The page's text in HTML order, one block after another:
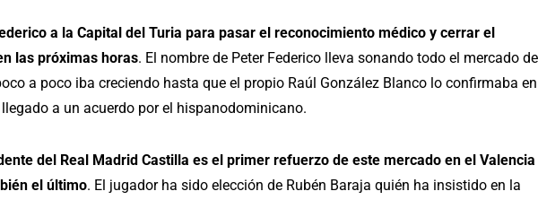
a la Capital del Turia para pasar el reconocimiento médico y cerrar el
las próximas horas. El nombre de Peter Federico lleva sonando todo el mercado de
a poco iba creciendo hasta que el propio Raúl González Blanco lo confirmaba en
a un acuerdo por el hispanodominicano.
del Real Madrid Castilla es el primer refuerzo de este mercado en el Valencia
el último. El jugador ha sido elección de Rubén Baraja quién ha insistido en la